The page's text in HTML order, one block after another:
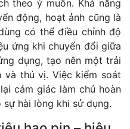
theo ý muốn. Khả năng
động, hoạt ảnh cũng là
có thể điều chỉnh độ
ứng khi chuyển đổi giữa
dụng, tạo nên một trải
và thú vị. Việc kiểm soát
cảm giác làm chủ hoàn
hài lòng khi sử dụng.